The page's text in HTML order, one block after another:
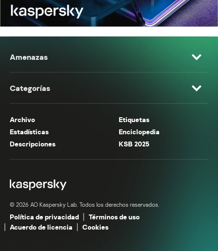
Amenazas
Categorías
Archivo
Etiquetas
Estadísticas
Enciclopedia
Descripciones
KSB 2025
© 2026 AO Kaspersky Lab. Todos los derechos reservados.
Política de privacidad
Términos de uso
Acuerdo de licencia
Cookies